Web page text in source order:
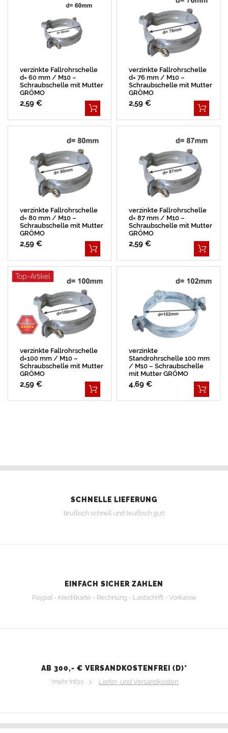
verzinkte Fallrohrschelle
d= 60 mm / M10 –
Schraubschelle mit Mutter
GRÖMO
2,59 €
verzinkte Fallrohrschelle
d= 76 mm / M10 –
Schraubschelle mit Mutter
GRÖMO
2,59 €
verzinkte Fallrohrschelle
d= 80 mm / M10 –
Schraubschelle mit Mutter
GRÖMO
2,59 €
verzinkte Fallrohrschelle
d= 87 mm / M10 –
Schraubschelle mit Mutter
GRÖMO
2,59 €
Top-Artikel
verzinkte Fallrohrschelle
d=100 mm / M10 –
Schraubschelle mit Mutter
GRÖMO
2,59 €
verzinkte
Standrohrschelle 100 mm
/ M10 – Schraubschelle
mit Mutter GRÖMO
4,69 €
SCHNELLE LIEFERUNG
teuflisch schnell und teuflisch gut!
EINFACH SICHER ZAHLEN
Paypal - Kreditkarte - Rechnung - Lastschrift - Vorkasse
AB 300,- € VERSANDKOSTENFREI (D)*
*mehr Infos > Liefer- und Versandkosten